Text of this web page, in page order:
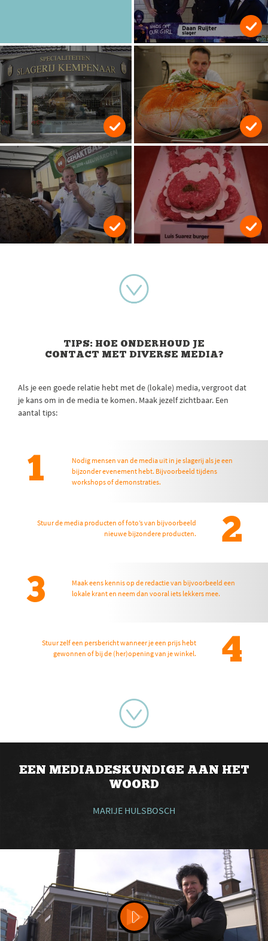
TIPS: HOE ONDERHOUD JE
CONTACT MET DIVERSE MEDIA?
Als je een goede relatie hebt met de (lokale) media, vergroot dat
je kans om in de media te komen. Maak jezelf zichtbaar. Een
aantal tips:
1
Nodig mensen van de media uit in je slagerij als je een
bijzonder evenement hebt. Bijvoorbeeld tijdens
workshops of demonstraties.
2
Stuur de media producten of foto’s van bijvoorbeeld
nieuwe bijzondere producten.
3
Maak eens kennis op de redactie van bijvoorbeeld een
lokale krant en neem dan vooral iets lekkers mee.
4
Stuur zelf een persbericht wanneer je een prijs hebt
gewonnen of bij de (her)opening van je winkel.
EEN MEDIADESKUNDIGE AAN HET
WOORD
MARIJE HULSBOSCH